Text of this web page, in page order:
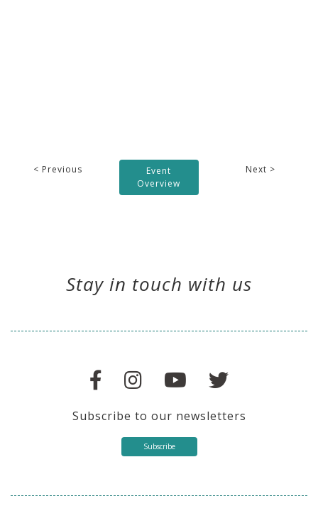
< Previous
Event
Overview
Next >
Stay in touch with us
Subscribe to our newsletters
Subscribe